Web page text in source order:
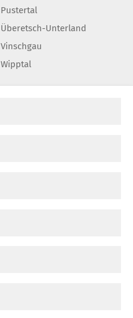
Pustertal
Überetsch-Unterland
Vinschgau
Wipptal